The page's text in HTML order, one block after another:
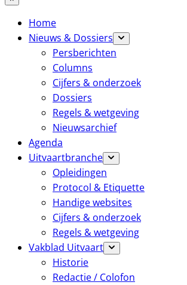
Home
Nieuws & Dossiers
Persberichten
Columns
Cijfers & onderzoek
Dossiers
Regels & wetgeving
Nieuwsarchief
Agenda
Uitvaartbranche
Opleidingen
Protocol & Etiquette
Handige websites
Cijfers & onderzoek
Regels & wetgeving
Vakblad Uitvaart
Historie
Redactie / Colofon